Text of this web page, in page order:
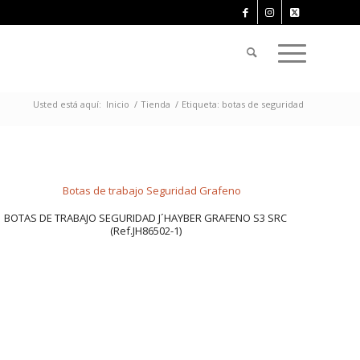
Usted está aquí: Inicio / Tienda / Etiqueta: botas de seguridad
BOTAS DE TRABAJO SEGURIDAD J´HAYBER GRAFENO S3 SRC
(Ref.JH86502-1)